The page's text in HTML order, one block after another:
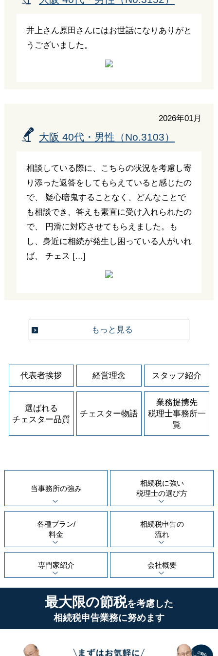
井上さん原田さんにはお世話になりありがと
うございました。
2026年01月
大阪 40代・男性（No.3103）
相談している際に、こちらの状況を考慮し寄
り添った返答をしてもらえていると感じたの
で、 疑心暗鬼することなく、どんなことで
も相談でき、答えも素直に受け入れられたの
で、 円滑に対応させてもらえました。も
し、身近に相続が発生し困っている人がいれ
ば、 チェス […]
もっと見る
代表者挨拶 経営理念 スタッフ紹介
選ばれる
チェスター品質
チェスター物語
業務提携先
税理士事務所一
覧
当事務所の強み
相続税に強い
税理士の選び方
各種プラン/
料金
相続税申告の
流れ
専門家紹介 会社概要
最大限の節税を考慮した
相続税申告業務に努めます